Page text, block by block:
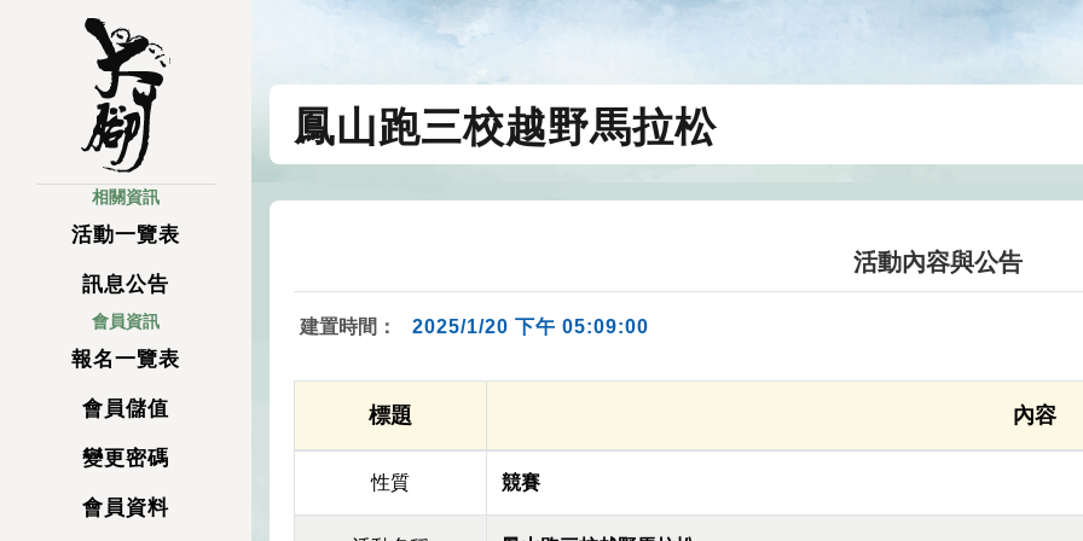
相關資訊
活動一覽表
訊息公告
會員資訊
報名一覽表
會員儲值
變更密碼
會員資料
鳳山跑三校越野馬拉松
活動內容與公告
建置時間： 2025/1/20 下午 05:09:00
標題 內容
性質 競賽